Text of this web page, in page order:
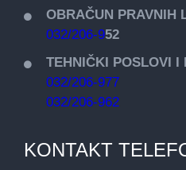
OBRAČUN PRAVNIH
032/206-952
TEHNIČKI POSLOVI I
032/206-977
032/206-962
KONTAKT